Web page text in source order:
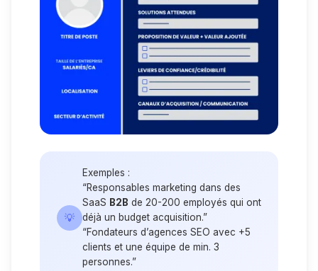
💡
Exemples :
“Responsables marketing dans des
SaaS B2B de 20-200 employés qui ont
déjà un budget acquisition.”
“Fondateurs d’agences SEO avec +5
clients et une équipe de min. 3
personnes.”